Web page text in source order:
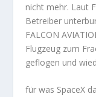
nicht mehr. Laut
Betreiber
FALCON
Flugzeug zum
geflogen und
für was SpaceX